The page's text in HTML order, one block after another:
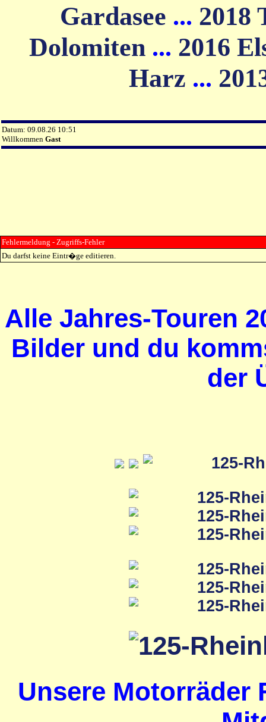
Gardasee ... 2018
Dolomiten ... 2016
Harz ...
Datum: 09.08.26 10:51
Willkommen Gast
Fehlermeldung - Zugriffs-Fehler
Du darfst keine Eintr�ge editieren.
Alle Jahres-Touren
Bilder und du
der
Unsere Motorräder